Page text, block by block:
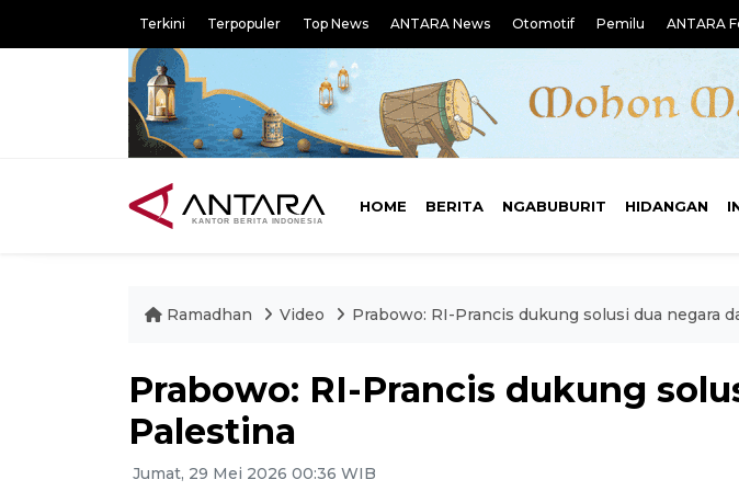
Terkini Terpopuler Top News ANTARA News Otomotif Pemilu ANTARA
HOME BERITA NGABUBURIT HIDANGAN
Ramadhan Video Prabowo: RI-Prancis dukung solusi dua negara
Prabowo: RI-Prancis dukung
Palestina
Jumat, 29 Mei 2026 00:36 WIB